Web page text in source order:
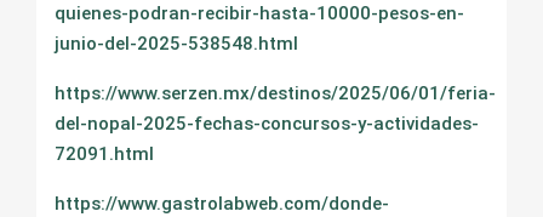
quienes-podran-recibir-hasta-10000-pesos-en-
junio-del-2025-538548.html
https://www.serzen.mx/destinos/2025/06/01/feria-
del-nopal-2025-fechas-concursos-y-actividades-
72091.html
https://www.gastrolabweb.com/donde-